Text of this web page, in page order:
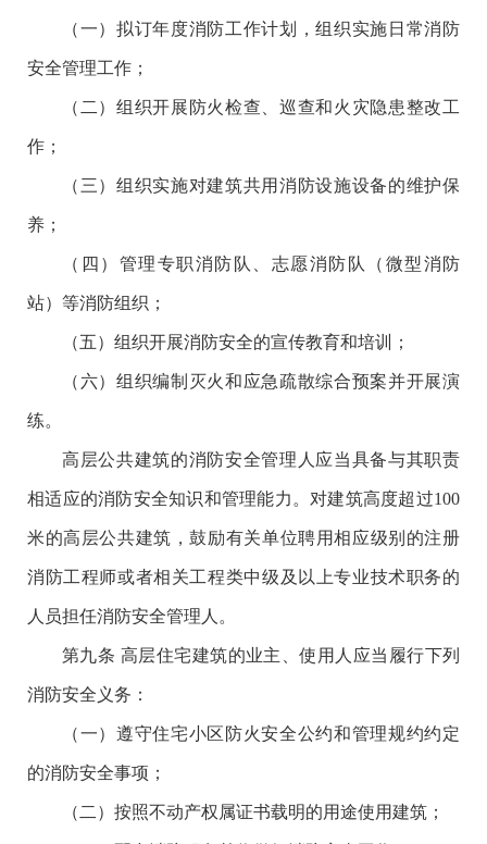
（一）拟订年度消防工作计划，组织实施日常消防
安全管理工作；
（二）组织开展防火检查、巡查和火灾隐患整改工
作；
（三）组织实施对建筑共用消防设施设备的维护保
养；
（四）管理专职消防队、志愿消防队（微型消防
站）等消防组织；
（五）组织开展消防安全的宣传教育和培训；
（六）组织编制灭火和应急疏散综合预案并开展演
练。
高层公共建筑的消防安全管理人应当具备与其职责
相适应的消防安全知识和管理能力。对建筑高度超过100
米的高层公共建筑，鼓励有关单位聘用相应级别的注册
消防工程师或者相关工程类中级及以上专业技术职务的
人员担任消防安全管理人。
第九条 高层住宅建筑的业主、使用人应当履行下列
消防安全义务：
（一）遵守住宅小区防火安全公约和管理规约约定
的消防安全事项；
（二）按照不动产权属证书载明的用途使用建筑；